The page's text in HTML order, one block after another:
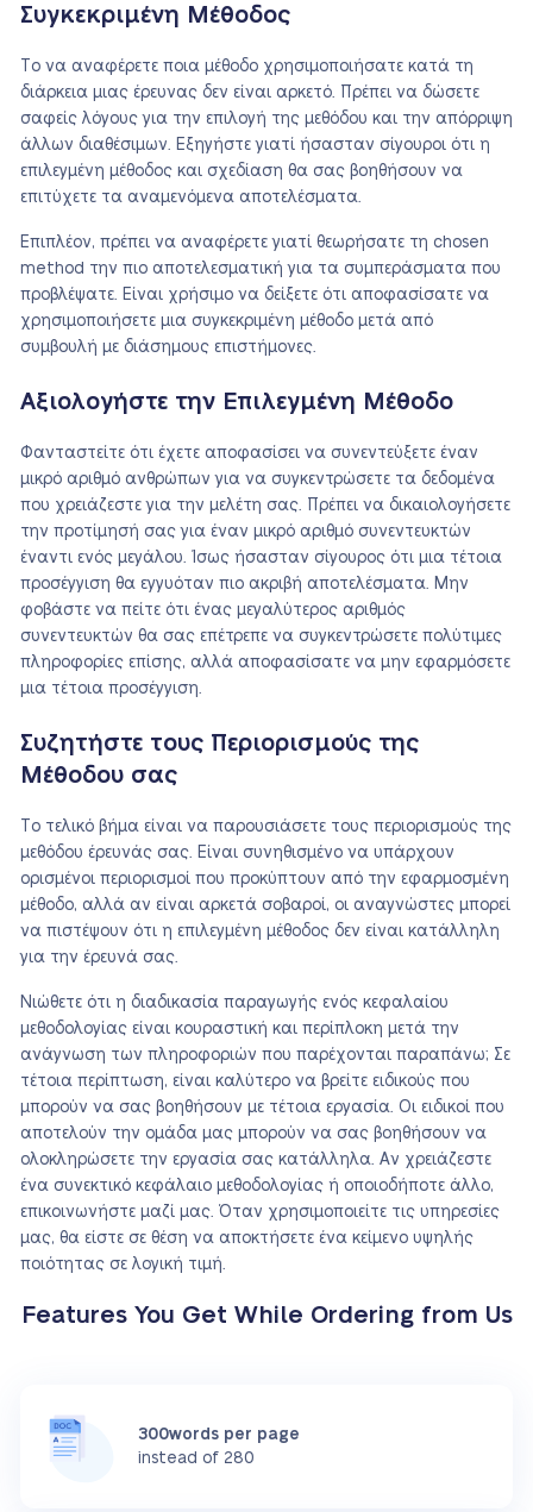
Συγκεκριμένη Μέθοδος
Το να αναφέρετε ποια μέθοδο χρησιμοποιήσατε κατά τη
διάρκεια μιας έρευνας δεν είναι αρκετό. Πρέπει να δώσετε
σαφείς λόγους για την επιλογή της μεθόδου και την απόρριψη
άλλων διαθέσιμων. Εξηγήστε γιατί ήσασταν σίγουροι ότι η
επιλεγμένη μέθοδος και σχεδίαση θα σας βοηθήσουν να
επιτύχετε τα αναμενόμενα αποτελέσματα.
Επιπλέον, πρέπει να αναφέρετε γιατί θεωρήσατε τη chosen
method την πιο αποτελεσματική για τα συμπεράσματα που
προβλέψατε. Είναι χρήσιμο να δείξετε ότι αποφασίσατε να
χρησιμοποιήσετε μια συγκεκριμένη μέθοδο μετά από
συμβουλή με διάσημους επιστήμονες.
Αξιολογήστε την Επιλεγμένη Μέθοδο
Φανταστείτε ότι έχετε αποφασίσει να συνεντεύξετε έναν
μικρό αριθμό ανθρώπων για να συγκεντρώσετε τα δεδομένα
που χρειάζεστε για την μελέτη σας. Πρέπει να δικαιολογήσετε
την προτίμησή σας για έναν μικρό αριθμό συνεντευκτών
έναντι ενός μεγάλου. Ίσως ήσασταν σίγουρος ότι μια τέτοια
προσέγγιση θα εγγυόταν πιο ακριβή αποτελέσματα. Μην
φοβάστε να πείτε ότι ένας μεγαλύτερος αριθμός
συνεντευκτών θα σας επέτρεπε να συγκεντρώσετε πολύτιμες
πληροφορίες επίσης, αλλά αποφασίσατε να μην εφαρμόσετε
μια τέτοια προσέγγιση.
Συζητήστε τους Περιορισμούς της
Μέθοδου σας
Το τελικό βήμα είναι να παρουσιάσετε τους περιορισμούς της
μεθόδου έρευνάς σας. Είναι συνηθισμένο να υπάρχουν
ορισμένοι περιορισμοί που προκύπτουν από την εφαρμοσμένη
μέθοδο, αλλά αν είναι αρκετά σοβαροί, οι αναγνώστες μπορεί
να πιστέψουν ότι η επιλεγμένη μέθοδος δεν είναι κατάλληλη
για την έρευνά σας.
Νιώθετε ότι η διαδικασία παραγωγής ενός κεφαλαίου
μεθοδολογίας είναι κουραστική και περίπλοκη μετά την
ανάγνωση των πληροφοριών που παρέχονται παραπάνω; Σε
τέτοια περίπτωση, είναι καλύτερο να βρείτε ειδικούς που
μπορούν να σας βοηθήσουν με τέτοια εργασία. Οι ειδικοί που
αποτελούν την ομάδα μας μπορούν να σας βοηθήσουν να
ολοκληρώσετε την εργασία σας κατάλληλα. Αν χρειάζεστε
ένα συνεκτικό κεφάλαιο μεθοδολογίας ή οποιοδήποτε άλλο,
επικοινωνήστε μαζί μας. Όταν χρησιμοποιείτε τις υπηρεσίες
μας, θα είστε σε θέση να αποκτήσετε ένα κείμενο υψηλής
ποιότητας σε λογική τιμή.
Features You Get While Ordering from Us
300words per page
instead of 280